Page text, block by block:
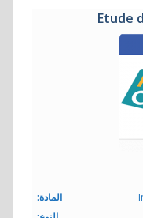
Etude
المادة: